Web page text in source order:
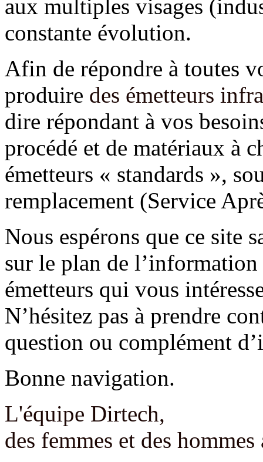
aux multiples visages
constante évolution.
Afin de répondre à toutes
produire des émetteurs
dire répondant à vos
procédé et de matériaux à
émetteurs « standards »,
remplacement (Service
Nous espérons que ce site
sur le plan de
émetteurs qui vous
N’hésitez pas à prendre
question ou complément
Bonne navigation.
L'équipe Dirtech,
des femmes et des